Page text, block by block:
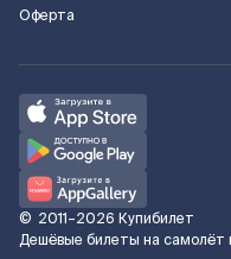
Оферта
© 2011–2026 Купибилет
Дешёвые билеты на самолёт